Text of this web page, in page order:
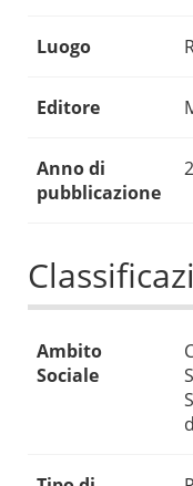
Luogo
Editore
Anno di
pubblicazione
Ambito
Sociale